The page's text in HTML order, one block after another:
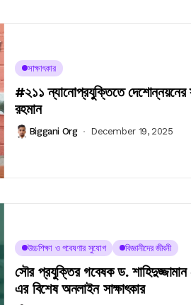
সাক্ষাৎকার
#২১১ ন্যানোপ্রযুক্তিতে
রহমান
Biggani Org December 19, 2025
উচ্চশিক্ষা ও গবেষণার সুযোগ বিজ্ঞানীদের জীবনী
সৌর প্রযুক্তির গবেষক ড.
এর বিশেষ অনলাইন সাক্ষাৎকার